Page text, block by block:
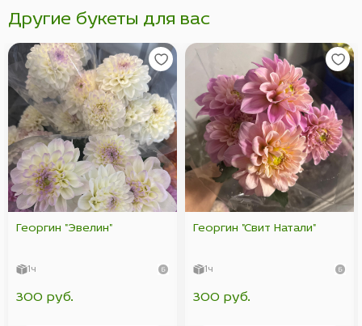
Другие букеты для вас
Георгин "Эвелин"
1ч
300 руб.
Георгин "Свит Натали"
1ч
300 руб.